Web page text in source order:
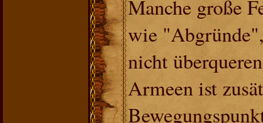
Manche große
wie
nicht
Armeen ist